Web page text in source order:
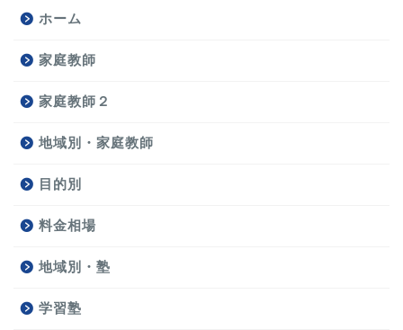
ホーム
家庭教師
家庭教師２
地域別・家庭教師
目的別
料金相場
地域別・塾
学習塾